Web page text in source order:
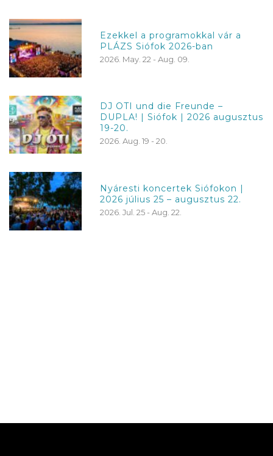
Ezekkel a programokkal vár a
PLÁZS Siófok 2026-ban
2026. May. 22 - Aug. 09.
DJ OTI und die Freunde –
DUPLA! | Siófok | 2026 augusztus
19-20.
2026. Aug. 19 - 20.
Nyáresti koncertek Siófokon |
2026 július 25 – augusztus 22.
2026. Jul. 25 - Aug. 22.